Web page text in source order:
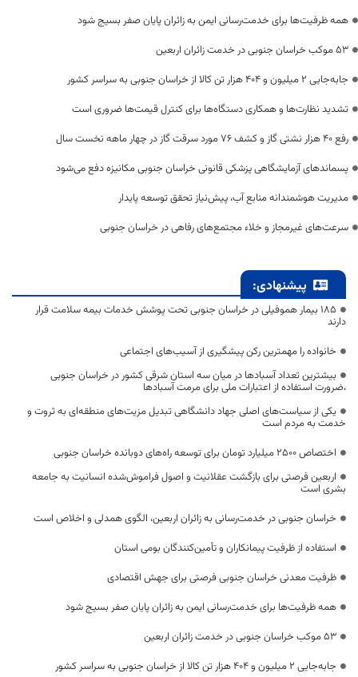
همه ظرفیت‌ها برای خدمت‌رسانی ایمن به زائران پایان صفر بسیج شود
53 موکب خراسان جنوبی در خدمت زائران اربعین
جابه‌جایی 2 میلیون و 404 هزار تن کالا از خراسان جنوبی به سراسر کشور
تشدید نظارت‌ها و همکاری دستگاه‌ها برای کنترل قیمت‌ها ضروری است
رفع 40 هزار نشتی گاز و کشف 76 مورد سرقت گاز در چهار ماهه نخست سال
پسماندهای آزمایشگاهی پزشکی قانونی خراسان جنوبی مکانیزه دفع می‌شود
مدیریت هوشمندانه منابع آب، پیش‌نیاز تحقق توسعه پایدار
سرعت‌های غیرمجاز و خلاء مجتمع‌های رفاهی در خراسان جنوبی
پیشنهادی:
۱۸۵ بیمار هموفیلی در خراسان جنوبی تحت پوشش خدمات بیمه سلامت قرار
دارند
خانواده را مهمترین رکن پیشگیری از آسیب‌های اجتماعی
بیشترین تعداد آسبادها در میان سه استان شرقی کشور در خراسان جنوبی
،ضرورت استفاده از اعتبارات ملی برای مرمت آسبادها
یکی از سیاست‌های اصلی جهاد دانشگاهی تبدیل مزیت‌های منطقه‌ای به ثروت و
خدمت به مردم است
اختصاص 2500 میلیارد تومان برای توسعه راه‌های دوبانده خراسان جنوبی
اربعین فرصتی برای بازگشت عقلانیت و اصول فراموش‌شده انسانیت به جامعه
بشری است
خراسان جنوبی در خدمت‌رسانی به زائران اربعین، الگوی همدلی و اخلاص است
استفاده از ظرفیت پیمانکاران و تأمین‌کنندگان بومی استان
ظرفیت معدنی خراسان جنوبی فرصتی برای جهش اقتصادی
همه ظرفیت‌ها برای خدمت‌رسانی ایمن به زائران پایان صفر بسیج شود
53 موکب خراسان جنوبی در خدمت زائران اربعین
جابه‌جایی 2 میلیون و 404 هزار تن کالا از خراسان جنوبی به سراسر کشور